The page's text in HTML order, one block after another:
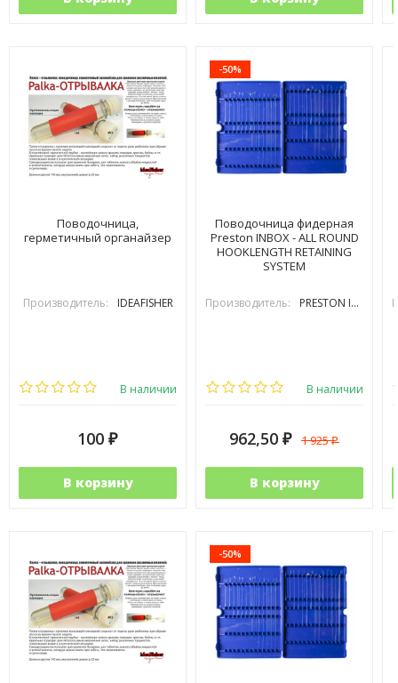
Поводочница,
герметичный органайзер
Производитель: IDEAFISHER
В наличии
100 ₽
В корзину
-50%
Поводочница фидерная
Preston INBOX - ALL ROUND
HOOKLENGTH RETAINING
SYSTEM
Производитель: PRESTON INOVATIONS
В наличии
962,50 ₽ 1 925₽
В корзину
-50%